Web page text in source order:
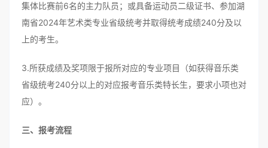
集体比赛前6名的主力队员；或具备运动员二级证书、参加湖
南省2024年艺术类专业省级统考并取得统考成绩240分及以
上的考生。
3.所获成绩及奖项限于报所对应的专业项目（如获得音乐类
省级统考240分以上的对应报考音乐类特长生，要求小项也对
应）。
三、报考流程